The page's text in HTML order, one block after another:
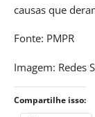
causas que
Fonte: PMPR
Imagem: Redes
Compartilhe isso: